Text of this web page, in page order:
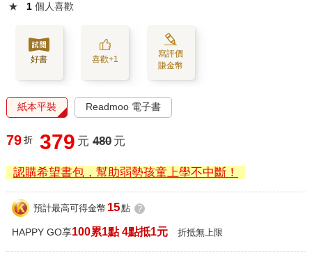
★ 1 個人喜歡
好書 喜歡+1
寫評價
賺金幣
紙本平裝 Readmoo 電子書
79 折 379 元 480 元
認購希望書包，幫助弱勢孩童上學不中斷！
預計最高可得金幣 15點 ?
HAPPY GO享100累1點 4點抵1元 折抵無上限